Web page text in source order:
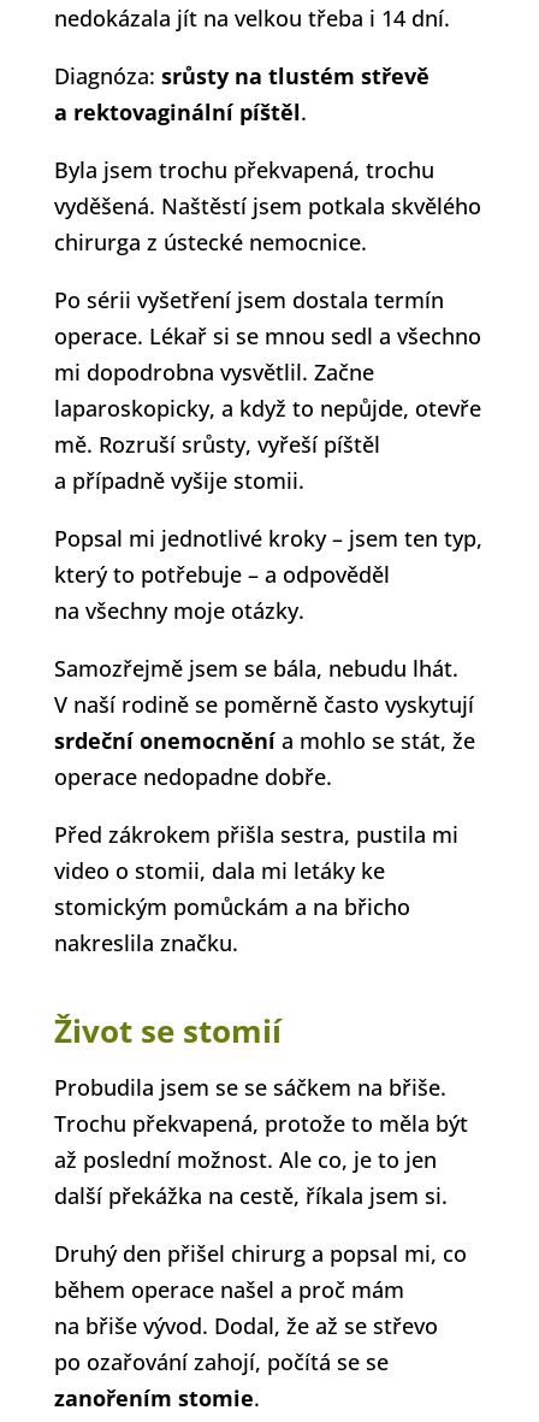
nedokázala jít na velkou třeba i 14 dní.
Diagnóza: srůsty na tlustém střevě
a rektovaginální píštěl.
Byla jsem trochu překvapená, trochu
vyděšená. Naštěstí jsem potkala skvělého
chirurga z ústecké nemocnice.
Po sérii vyšetření jsem dostala termín
operace. Lékař si se mnou sedl a všechno
mi dopodrobna vysvětlil. Začne
laparoskopicky, a když to nepůjde, otevře
mě. Rozruší srůsty, vyřeší píštěl
a případně vyšije stomii.
Popsal mi jednotlivé kroky – jsem ten typ,
který to potřebuje – a odpověděl
na všechny moje otázky.
Samozřejmě jsem se bála, nebudu lhát.
V naší rodině se poměrně často vyskytují
srdeční onemocněnía mohlo se stát, že
operace nedopadne dobře.
Před zákrokem přišla sestra, pustila mi
video o stomii, dala mi letáky ke
stomickým pomůckám a na břicho
nakreslila značku.
Život se stomií
Probudila jsem se se sáčkem na břiše.
Trochu překvapená, protože to měla být
až poslední možnost. Ale co, je to jen
další překážka na cestě, říkala jsem si.
Druhý den přišel chirurg a popsal mi, co
během operace našel a proč mám
na břiše vývod. Dodal, že až se střevo
po ozařování zahojí, počítá se se
zanořením stomie.